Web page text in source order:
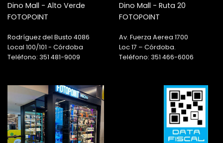
Dino Mall - Alto Verde
FOTOPOINT
Rodríguez del Busto 4086
Local 100/101 - Córdoba
Teléfono: 351 481-9009
Dino Mall - Ruta 20
FOTOPOINT
Av. Fuerza Aerea 1700
Loc 17 – Córdoba.
Teléfono: 351 466-6006